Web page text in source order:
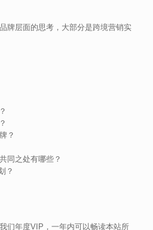
牌层面的思考，大部分是跨境营销实
？
同之处有哪些？
？
们年度VIP，一年内可以畅读本站所